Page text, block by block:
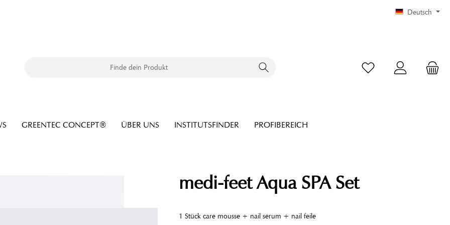
Deutsch
GREENTEC CONCEPT® ÜBER UNS INSTITUTSFINDER PROFIBEREICH
medi-feet Aqua SPA Set
1 Stück care mousse + nail serum + nail feile